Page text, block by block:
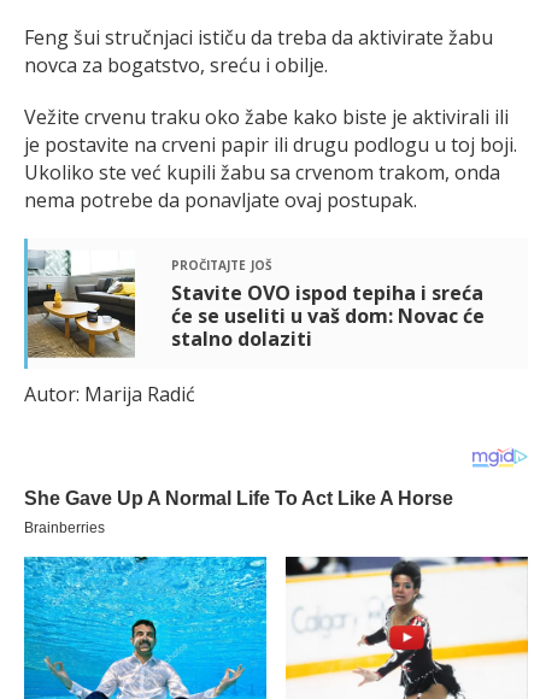
Feng šui stručnjaci ističu da treba da aktivirate žabu
novca za bogatstvo, sreću i obilje.
Vežite crvenu traku oko žabe kako biste je aktivirali ili
je postavite na crveni papir ili drugu podlogu u toj boji.
Ukoliko ste već kupili žabu sa crvenom trakom, onda
nema potrebe da ponavljate ovaj postupak.
pročitajte još
Stavite OVO ispod tepiha i sreća
će se useliti u vaš dom: Novac će
stalno dolaziti
Autor: Marija Radić